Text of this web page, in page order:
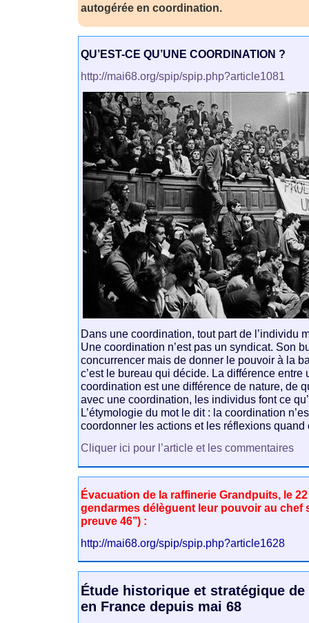
autogérée en coordination.
QU’EST-CE QU’UNE COORDINATION ?
http://mai68.org/spip/spip.php?article1081
Dans une coordination, tout part de l’individu
Une coordination n’est pas un syndicat. Son
concurrencer mais de donner le pouvoir à la
c’est le bureau qui décide. La différence entre
coordination est une différence de nature, de
avec une coordination, les individus font ce
L’étymologie du mot le dit : la coordination
coordonner les actions et les réflexions quand
Cliquer ici pour l’article et les commentaires
Évacuation de la raffinerie Grandpuits, le
gendarmes délèguent leur pouvoir au chef
preuve 46’’) :
http://mai68.org/spip/spip.php?article1628
Étude historique et stratégique
en France depuis mai 68